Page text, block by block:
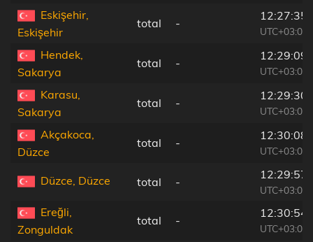
Eskişehir,
Eskişehir
total -
12:27:35
UTC+03:00
Hendek,
Sakarya
total -
12:29:09
UTC+03:00
Karasu,
Sakarya
total -
12:29:30
UTC+03:00
Akçakoca,
Düzce
total -
12:30:08
UTC+03:00
Düzce, Düzce total -
12:29:57
UTC+03:00
Ereğli,
Zonguldak
total -
12:30:54
UTC+03:00